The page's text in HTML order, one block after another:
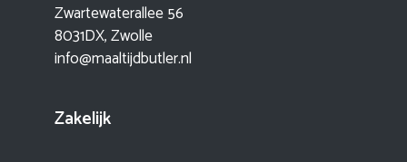
Zwartewaterallee 56
8031DX, Zwolle
info@maaltijdbutler.nl
Zakelijk